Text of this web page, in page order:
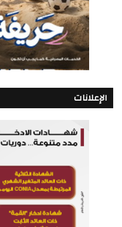
الإعلانات